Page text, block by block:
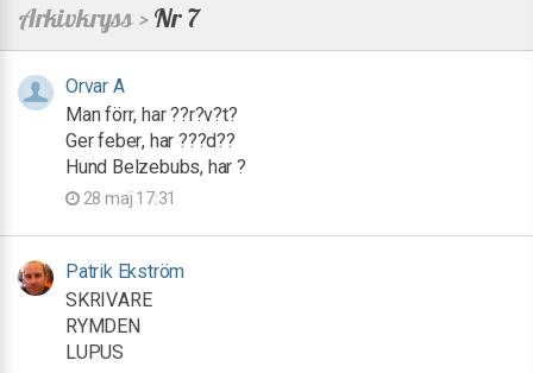
Arkivkryss >Nr 7
Orvar A
Man förr, har ??r?v?t?
Ger feber, har ???d??
Hund Belzebubs, har ?
28 maj 17:31
Patrik Ekström
SKRIVARE
RYMDEN
LUPUS